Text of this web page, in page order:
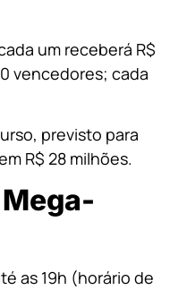
um receberá R$
vencedores; cada
previsto para
R$ 28 milhões.
as 19h (horário de